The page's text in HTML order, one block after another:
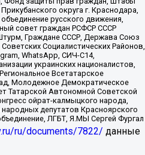
округа г. Краснодара,
русского движения,
совет граждан РСФСР СССР
Граждане СССР, Держава Союз
Социалистических Районов,
WhatsApp, СИЧ-С14,
украинских националистов,
Всетатарское
Молодежное Демократическое
Татарской Автономной Советской
ойрат-калмыцкого народа,
депутатов Красноярского
ЛГБТ, Я.МЫ Сергей Фургал
ru/documents/7822/ данные